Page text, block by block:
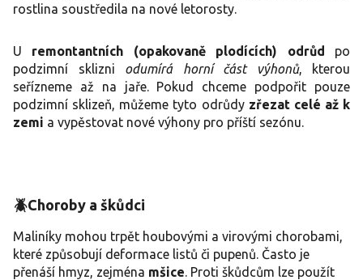
rostlina soustředila na nové letorosty.
U remontantních (opakovaně plodících) odrůd po
podzimní sklizni odumírá horní část výhonů, kterou
seřízneme až na jaře. Pokud chceme podpořit pouze
podzimní sklizeň, můžeme tyto odrůdy zřezat celé až k
zemi a vypěstovat nové výhony pro příští sezónu.
🪲Choroby a škůdci
Maliníky mohou trpět houbovými a virovými chorobami,
které způsobují deformace listů či pupenů. Často je
přenáší hmyz, zejména mšice . Proti škůdcům lze použít